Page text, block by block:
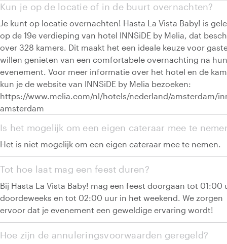
Kun je op de locatie of in de buurt overnachten?
Je kunt op locatie overnachten! Hasta La Vista Baby! is
op de 19e verdieping van hotel INNSiDE by Melia, dat
over 328 kamers. Dit maakt het een ideale keuze voor
willen genieten van een comfortabele overnachting na hun
evenement. Voor meer informatie over het hotel en de
kun je de website van INNSiDE by Melia bezoeken:
https://www.melia.com/nl/hotels/nederland/amsterdam/
amsterdam
Is het mogelijk om een eigen cateraar mee te
Het is niet mogelijk om een eigen cateraar mee te nemen.
Tot hoe laat mag een feest duren?
Bij Hasta La Vista Baby! mag een feest doorgaan tot 01:00
doordeweeks en tot 02:00 uur in het weekend. We zorgen
ervoor dat je evenement een geweldige ervaring wordt!
Hoe zijn de annuleringsvoorwaarden geregeld?